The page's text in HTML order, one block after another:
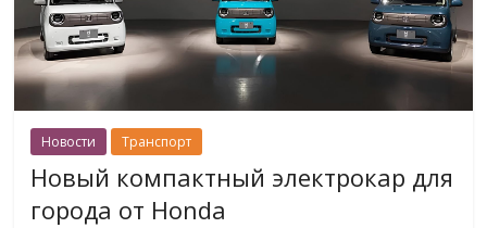
Новости Транспорт
Новый компактный электрокар для
города от Honda